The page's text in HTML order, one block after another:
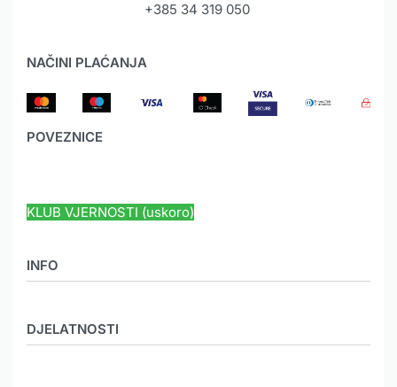
+385 34 319 050
DJELATNOSTI
INFO
Novosti
NAČINI PLAĆANJA
POVEZNICE
KLUB VJERNOSTI (uskoro)